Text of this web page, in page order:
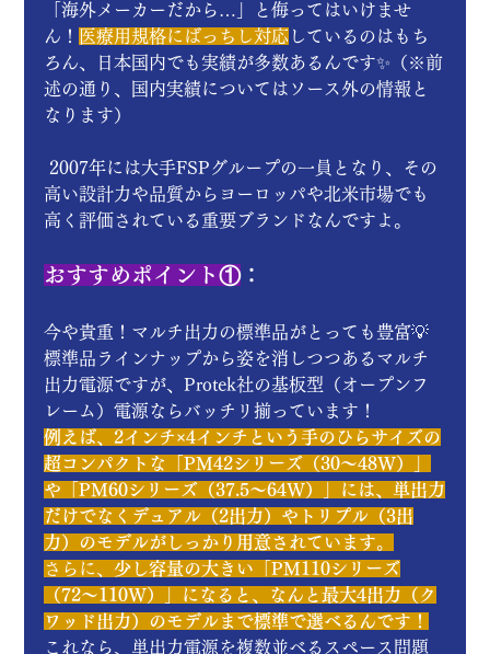
「海外メーカーだから…」と侮ってはいけませ
ん！
医療用規格にばっちし対応 しているのはもち
ろん、日本国内でも実績が多数あるんです✨（※前
述の通り、国内実績についてはソース外の情報と
なります）
高い設計力や品質からヨーロッパや北米市場でも
高く評価されている重要ブランドなんですよ。
おすすめポイント①：
今や貴重！マルチ出力の標準品がとっても豊富💡
標準品ラインナップから姿を消しつつあるマルチ
出力電源ですが、Protek社の基板型（オープンフ
レーム）電源ならバッチリ揃っています！
例えば、2インチ×4インチという手のひらサイズの
超コンパクトな「PM42シリーズ（30〜48W）」
や「PM60シリーズ（37.5〜64W）」には、単出力
だけでなくデュアル（2出力）やトリプル（3出
力）のモデルがしっかり用意されています。
さらに、 少し容量の大きい「PM110シリーズ
（72〜110W）」になると、なんと最大4出力（ク
ワッド出力）のモデルまで標準で選べるんです！
これなら、単出力電源を複数並べるスペース問題